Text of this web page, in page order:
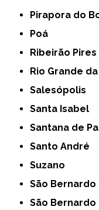
Pirapora do
Poá
Ribeirão Pires
Rio Grande
Salesópolis
Santa Isabel
Santana de
Santo André
Suzano
São
São